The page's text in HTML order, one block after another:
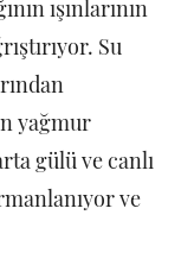
ışınlarının
Su
yağmur
gülü ve canlı
ve